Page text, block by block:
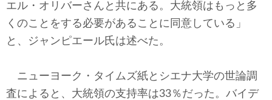
エル・オリバーさんと共にある。大統領はもっと多
くのことをする必要があることに同意している」
と、ジャンピエール氏は述べた。
ニューヨーク・タイムズ紙とシエナ大学の世論調
査によると、大統領の支持率は33％だった。バイデ